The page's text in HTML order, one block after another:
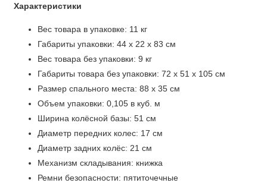
Характеристики
Вес товара в упаковке: 11 кг
Габариты упаковки: 44 x 22 x 83 см
Вес товара без упаковки: 9 кг
Габариты товара без упаковки: 72 x 51 x 105 см
Размер спального места: 88 x 35 см
Объем упаковки: 0,105 в куб. м
Ширина колёсной базы: 51 см
Диаметр передних колес: 17 см
Диаметр задних колёс: 21 см
Механизм складывания: книжка
Ремни безопасности: пятиточечные